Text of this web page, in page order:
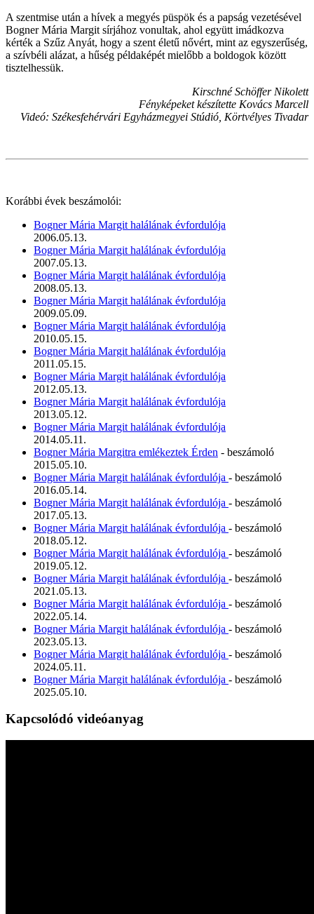
A szentmise után a hívek a megyés püspök és a papság vezetésével
Bogner Mária Margit sírjához vonultak, ahol együtt imádkozva
kérték a Szűz Anyát, hogy a szent életű nővért, mint az egyszerűség,
a szívbéli alázat, a hűség példaképét mielőbb a boldogok között
tisztelhessük.
Kirschné Schöffer Nikolett
Fényképeket készítette Kovács Marcell
Videó: Székesfehérvári Egyházmegyei Stúdió, Körtvélyes Tivadar
Korábbi évek beszámolói:
Bogner Mária Margit halálának évfordulója
2006.05.13.
Bogner Mária Margit halálának évfordulója
2007.05.13.
Bogner Mária Margit halálának évfordulója
2008.05.13.
Bogner Mária Margit halálának évfordulója
2009.05.09.
Bogner Mária Margit halálának évfordulója
2010.05.15.
Bogner Mária Margit halálának évfordulója
2011.05.15.
Bogner Mária Margit halálának évfordulója
2012.05.13.
Bogner Mária Margit halálának évfordulója
2013.05.12.
Bogner Mária Margit halálának évfordulója
2014.05.11.
Bogner Mária Margitra emlékeztek Érden - beszámoló
2015.05.10.
Bogner Mária Margit halálának évfordulója - beszámoló
2016.05.14.
Bogner Mária Margit halálának évfordulója - beszámoló
2017.05.13.
Bogner Mária Margit halálának évfordulója - beszámoló
2018.05.12.
Bogner Mária Margit halálának évfordulója - beszámoló
2019.05.12.
Bogner Mária Margit halálának évfordulója - beszámoló
2021.05.13.
Bogner Mária Margit halálának évfordulója - beszámoló
2022.05.14.
Bogner Mária Margit halálának évfordulója - beszámoló
2023.05.13.
Bogner Mária Margit halálának évfordulója - beszámoló
2024.05.11.
Bogner Mária Margit halálának évfordulója - beszámoló
2025.05.10.
Kapcsolódó videóanyag